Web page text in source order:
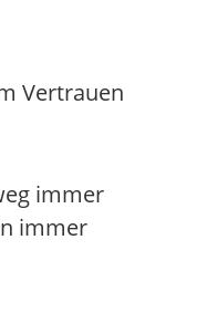
Vertrauen
immer
immer